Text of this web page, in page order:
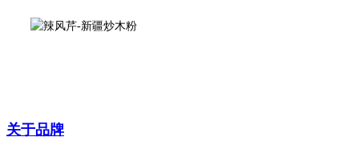
关于品牌